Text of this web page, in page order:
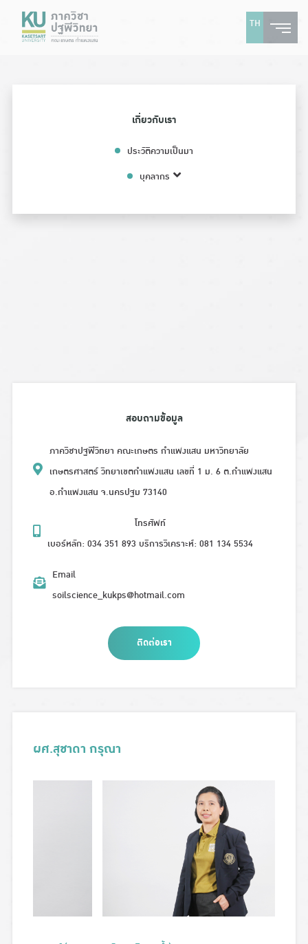
TH
เกี่ยวกับเรา
ประวัติความเป็นมา
บุคลากร
สอบถามข้อมูล
ภาควิชาปฐพีวิทยา คณะเกษตร กำแพงแสน มหาวิทยาลัย
เกษตรศาสตร์ วิทยาเขตกำแพงแสน เลขที่ 1 ม. 6 ต.กำแพงแสน
อ.กำแพงแสน จ.นครปฐม 73140
โทรศัพท์
เบอร์หลัก: 034 351 893 บริการวิเคราะห์: 081 134 5534
Email
soilscience_kukps@hotmail.com
ติดต่อเรา
ผศ.สุชาดา กรุณา